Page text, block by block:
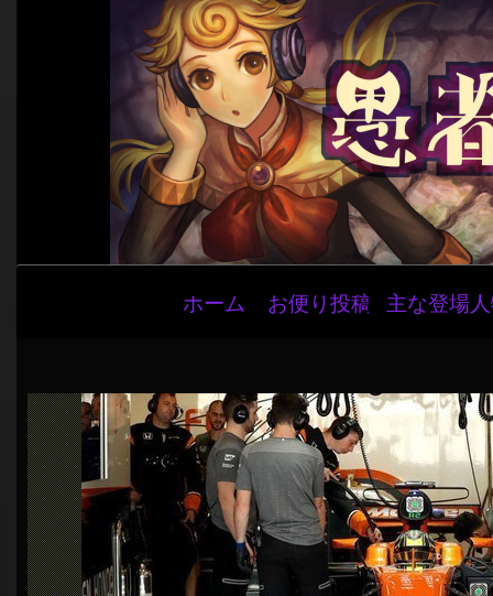
ビ
ゲ
ー
シ
ョ
ン
ホーム お便り投稿 主な登場